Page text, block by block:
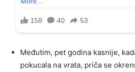
Međutim, pet godina kasnije,
pokucala na vrata, priča se